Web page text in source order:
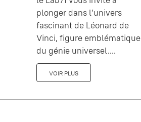
plonger dans l’univers
fascinant de Léonard de
Vinci, figure emblématique
du génie universel....
VOIR PLUS